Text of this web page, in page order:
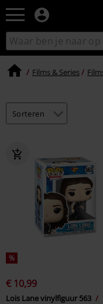
Zoek
in
Films & Series
%
€ 10,99
Lois Lane vinylfiguur 563